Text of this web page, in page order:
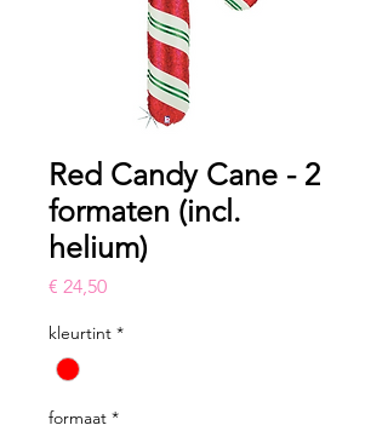
Red Candy Cane - 2
formaten (incl.
helium)
€ 24,50Prijs
kleurtint *
formaat *